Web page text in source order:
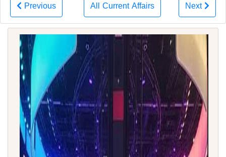
Previous All Current Affairs Next